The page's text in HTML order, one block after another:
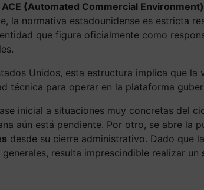
ACE (Automated Commercial Environment)
la normativa estadounidense es estricta
que figura oficialmente como
Unidos, esta estructura implica que la
técnica para operar en la plataforma
inicial a situaciones muy concretas del
aún está pendiente. Por otro, se abre la
desde su cierre administrativo. Dado que
resulta imprescindible realizar un